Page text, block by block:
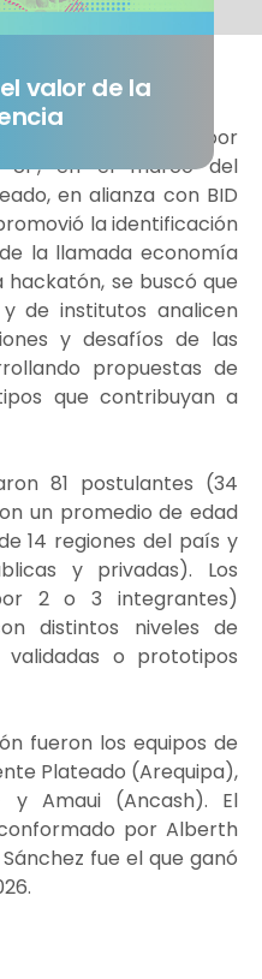
valor de la
impulsada por
UP, en el marco del
en alianza con BID
la identificación
la llamada economía
se buscó que
de institutos analicen
y desafíos de las
propuestas de
que contribuyan a
81 postulantes (34
un promedio de edad
14 regiones del país y
y privadas). Los
2 o 3 integrantes)
distintos niveles de
validadas o prototipos
fueron los equipos de
Plateado (Arequipa),
y Amaui (Ancash). El
por Alberth
fue el que ganó